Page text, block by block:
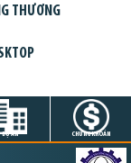
THƯƠNG
DỰ ÁN CHỨNG KHOÁN